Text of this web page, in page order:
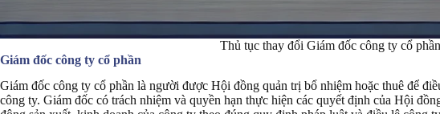
Thủ tục thay đổi Giám đốc công ty cổ
Giám đốc công ty cổ phần
Giám đốc công ty cổ phần là người được Hội đồng quản trị bổ nhiệm hoặc thuê để
công ty. Giám đốc có trách nhiệm và quyền hạn thực hiện các quyết định của Hội